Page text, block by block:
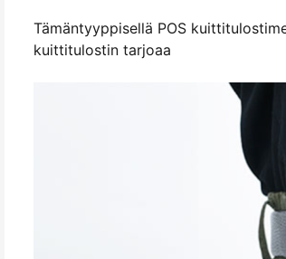
Tämäntyyppisellä POS
kuittitulostin tarjoaa